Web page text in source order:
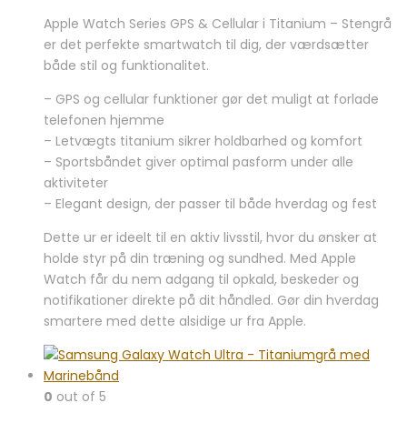
Apple Watch Series GPS & Cellular i Titanium – Stengrå
er det perfekte smartwatch til dig, der værdsætter
både stil og funktionalitet.
– GPS og cellular funktioner gør det muligt at forlade
telefonen hjemme
– Letvægts titanium sikrer holdbarhed og komfort
– Sportsbåndet giver optimal pasform under alle
aktiviteter
– Elegant design, der passer til både hverdag og fest
Dette ur er ideelt til en aktiv livsstil, hvor du ønsker at
holde styr på din træning og sundhed. Med Apple
Watch får du nem adgang til opkald, beskeder og
notifikationer direkte på dit håndled. Gør din hverdag
smartere med dette alsidige ur fra Apple.
0 out of 5